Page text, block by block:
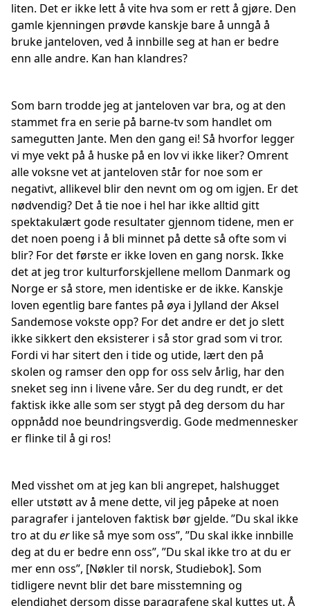
liten. Det er ikke lett å vite hva som er rett å gjøre. Den
gamle kjenningen prøvde kanskje bare å unngå å
bruke janteloven, ved å innbille seg at han er bedre
enn alle andre. Kan han klandres?
Som barn trodde jeg at janteloven var bra, og at den
stammet fra en serie på barne-tv som handlet om
samegutten Jante. Men den gang ei! Så hvorfor legger
vi mye vekt på å huske på en lov vi ikke liker? Omrent
alle voksne vet at janteloven står for noe som er
negativt, allikevel blir den nevnt om og om igjen. Er det
nødvendig? Det å tie noe i hel har ikke alltid gitt
spektakulært gode resultater gjennom tidene, men er
det noen poeng i å bli minnet på dette så ofte som vi
blir? For det første er ikke loven en gang norsk. Ikke
det at jeg tror kulturforskjellene mellom Danmark og
Norge er så store, men identiske er de ikke. Kanskje
loven egentlig bare fantes på øya i Jylland der Aksel
Sandemose vokste opp? For det andre er det jo slett
ikke sikkert den eksisterer i så stor grad som vi tror.
Fordi vi har sitert den i tide og utide, lært den på
skolen og ramser den opp for oss selv årlig, har den
sneket seg inn i livene våre. Ser du deg rundt, er det
faktisk ikke alle som ser stygt på deg dersom du har
oppnådd noe beundringsverdig. Gode medmennesker
er flinke til å gi ros!
Med visshet om at jeg kan bli angrepet, halshugget
eller utstøtt av å mene dette, vil jeg påpeke at noen
paragrafer i janteloven faktisk bør gjelde. ”Du skal ikke
tro at du erlike så mye som oss”, ”Du skal ikke innbille
deg at du er bedre enn oss”, ”Du skal ikke tro at du er
mer enn oss”, [Nøkler til norsk, Studiebok]. Som
tidligere nevnt blir det bare misstemning og
elendighet dersom disse paragrafene skal kuttes ut. Å